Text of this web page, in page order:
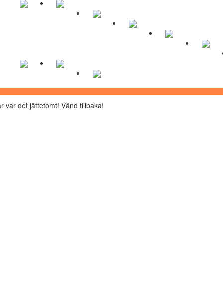
var det jättetomt! Vänd tillbaka!